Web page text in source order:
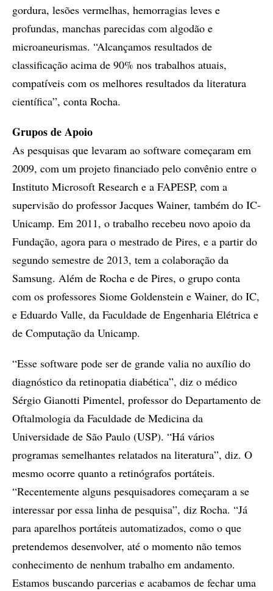
gordura, lesões vermelhas, hemorragias leves e
profundas, manchas parecidas com algodão e
microaneurismas. “Alcançamos resultados de
classificação acima de 90% nos trabalhos atuais,
compatíveis com os melhores resultados da literatura
científica”, conta Rocha.
Grupos de Apoio
As pesquisas que levaram ao software começaram em
2009, com um projeto financiado pelo convênio entre o
Instituto Microsoft Research e a FAPESP, com a
supervisão do professor Jacques Wainer, também do IC-
Unicamp. Em 2011, o trabalho recebeu novo apoio da
Fundação, agora para o mestrado de Pires, e a partir do
segundo semestre de 2013, tem a colaboração da
Samsung. Além de Rocha e de Pires, o grupo conta
com os professores Siome Goldenstein e Wainer, do IC,
e Eduardo Valle, da Faculdade de Engenharia Elétrica e
de Computação da Unicamp.
“Esse software pode ser de grande valia no auxílio do
diagnóstico da retinopatia diabética”, diz o médico
Sérgio Gianotti Pimentel, professor do Departamento de
Oftalmologia da Faculdade de Medicina da
Universidade de São Paulo (USP). “Há vários
programas semelhantes relatados na literatura”, diz. O
mesmo ocorre quanto a retinógrafos portáteis.
“Recentemente alguns pesquisadores começaram a se
interessar por essa linha de pesquisa”, diz Rocha. “Já
para aparelhos portáteis automatizados, como o que
pretendemos desenvolver, até o momento não temos
conhecimento de nenhum trabalho em andamento.
Estamos buscando parcerias e acabamos de fechar uma